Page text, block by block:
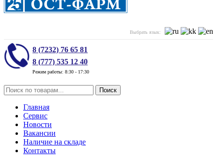
Выбрать язык:
8 (7232) 76 65 81
8 (777) 535 12 40
Режим работы: 8:30 - 17:30
Поиск
Главная
Сервис
Новости
Вакансии
Наличие на складе
Контакты